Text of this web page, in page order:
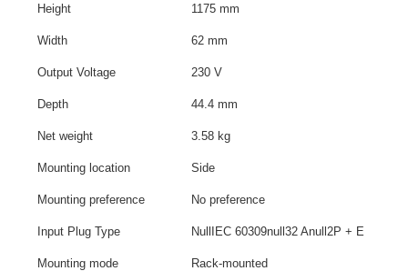
Height 1175 mm
Width 62 mm
Output Voltage 230 V
Depth 44.4 mm
Net weight 3.58 kg
Mounting location Side
Mounting preference No preference
Input Plug Type NullIEC 60309null32 Anull2P + E
Mounting mode Rack-mounted